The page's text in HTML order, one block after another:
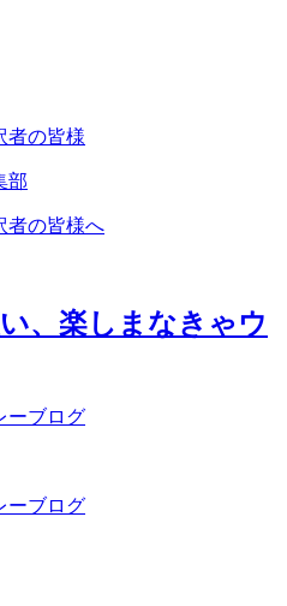
者の皆様
部
者の皆様へ
い、楽しまなきゃウ
ーブログ
ーブログ